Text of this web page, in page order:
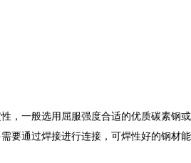
，一般选用屈服强度合适的优质碳素钢或
要通过焊接进行连接，可焊性好的钢材能